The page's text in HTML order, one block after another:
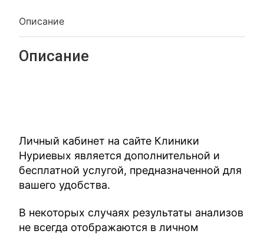
Описание
Описание
Личный кабинет на сайте Клиники
Нуриевых является дополнительной и
бесплатной услугой, предназначенной для
вашего удобства.
В некоторых случаях результаты анализов
не всегда отображаются в личном